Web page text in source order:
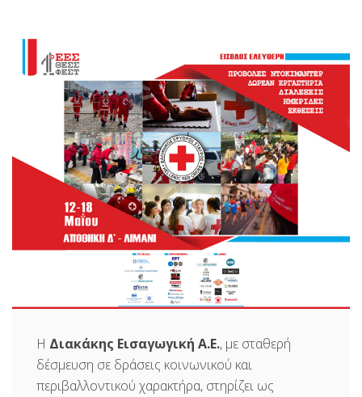
Η Διακάκης Εισαγωγική Α.Ε., με σταθερή
δέσμευση σε δράσεις κοινωνικού και
περιβαλλοντικού χαρακτήρα, στηρίζει ως